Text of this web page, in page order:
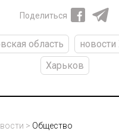
Поделиться
область
Харьков
> Общество